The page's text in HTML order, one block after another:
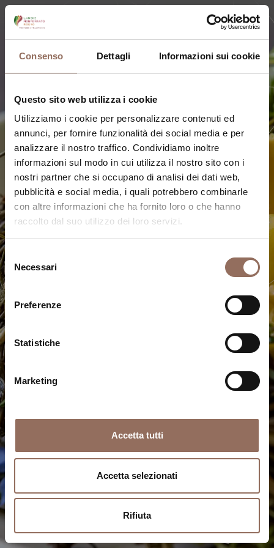
Consenso Dettagli Informazioni sui cookie
Questo sito web utilizza i cookie
Utilizziamo i cookie per personalizzare contenuti ed
annunci, per fornire funzionalità dei social media e per
analizzare il nostro traffico. Condividiamo inoltre
informazioni sul modo in cui utilizza il nostro sito con i
nostri partner che si occupano di analisi dei dati web,
pubblicità e social media, i quali potrebbero combinarle
con altre informazioni che ha fornito loro o che hanno
raccolto dal suo utilizzo dei loro servizi.
Selezione
del
consenso
Necessari
Preferenze
Statistiche
Marketing
Accetta tutti
Accetta selezionati
Rifiuta
VACANZA GLAMOUR
Dove Mangiare
Ristoranti stellati e tesori gourmet: assapora l'unicità di